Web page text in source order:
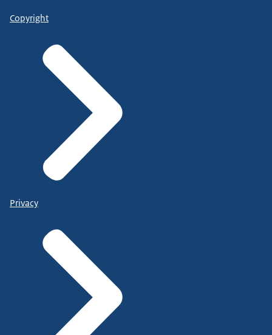
Copyright
Privacy